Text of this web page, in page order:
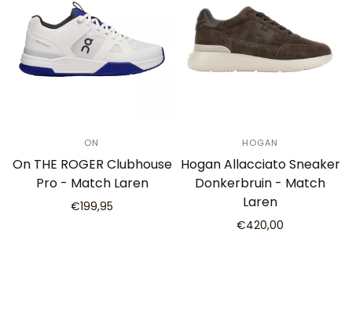
ON
On THE ROGER Clubhouse
Pro - Match Laren
€199,95
HOGAN
Hogan Allacciato Sneaker
Donkerbruin - Match
Laren
€420,00